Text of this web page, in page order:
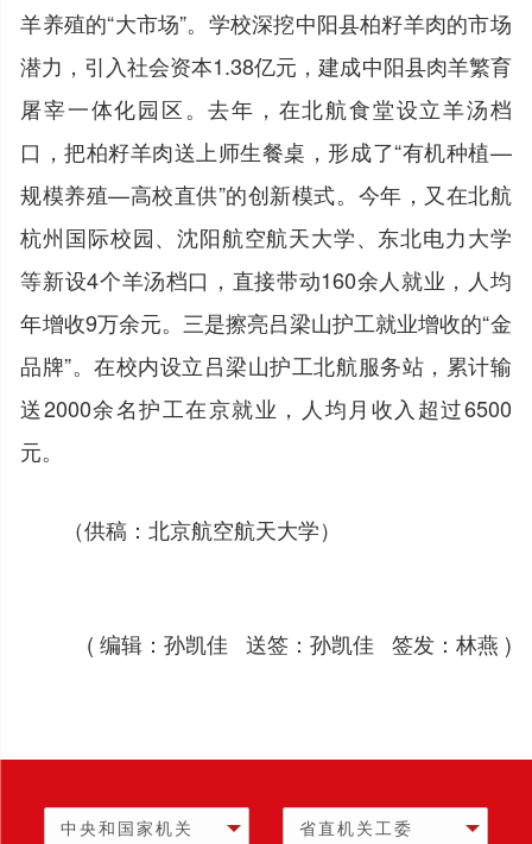
羊养殖的“大市场”。学校深挖中阳县柏籽羊肉的市场
潜力，引入社会资本1.38亿元，建成中阳县肉羊繁育
屠宰一体化园区。去年，在北航食堂设立羊汤档
口，把柏籽羊肉送上师生餐桌，形成了“有机种植—
规模养殖—高校直供”的创新模式。今年，又在北航
杭州国际校园、沈阳航空航天大学、东北电力大学
等新设4个羊汤档口，直接带动160余人就业，人均
年增收9万余元。三是擦亮吕梁山护工就业增收的“金
品牌”。在校内设立吕梁山护工北航服务站，累计输
送2000余名护工在京就业，人均月收入超过6500
元。
（供稿：北京航空航天大学）
( 编辑：孙凯佳 送签：孙凯佳 签发：林燕 )
中央和国家机关 省直机关工委